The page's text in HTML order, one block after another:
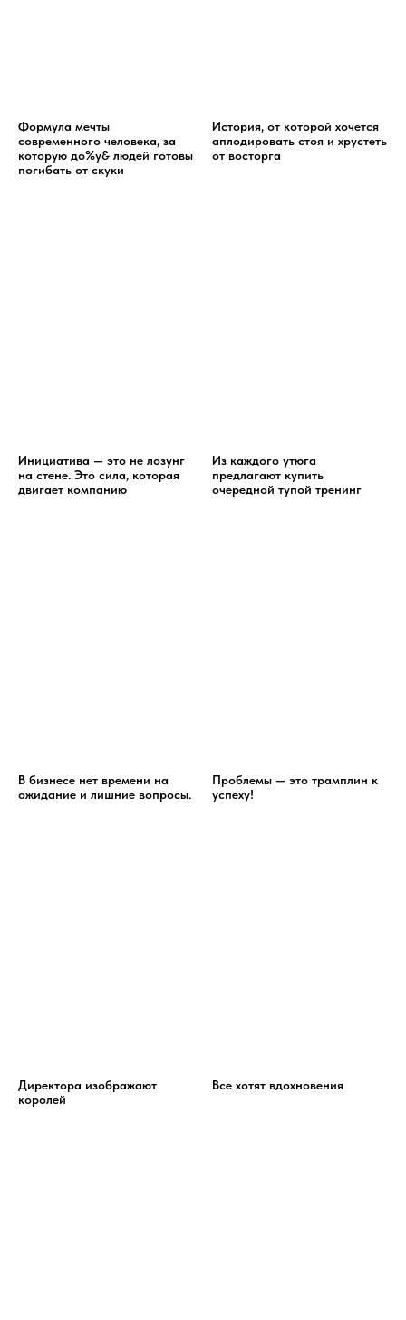
Формула мечты
современного человека, за
которую до%у& людей готовы
погибать от скуки
История, от которой хочется
аплодировать стоя и хрустеть
от восторга
Инициатива — это не лозунг
на стене. Это сила, которая
двигает компанию
Из каждого утюга
предлагают купить
очередной тупой тренинг
В бизнесе нет времени на
ожидание и лишние вопросы.
Проблемы — это трамплин к
успеху!
Директора изображают
королей
Все хотят вдохновения